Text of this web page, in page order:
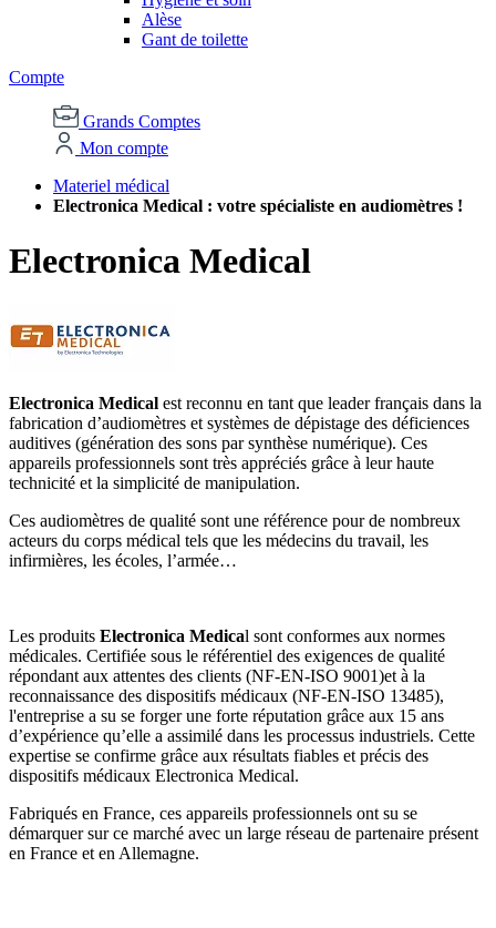
Alèse
Gant de toilette
Compte
Grands Comptes
Mon compte
Materiel médical
Electronica Medical : votre spécialiste en audiomètres !
Electronica Medical
Electronica Medical est reconnu en tant que leader français dans la
fabrication d’audiomètres et systèmes de dépistage des déficiences
auditives (génération des sons par synthèse numérique). Ces
appareils professionnels sont très appréciés grâce à leur haute
technicité et la simplicité de manipulation.
Ces audiomètres de qualité sont une référence pour de nombreux
acteurs du corps médical tels que les médecins du travail, les
infirmières, les écoles, l’armée…
Les produits Electronica Medical sont conformes aux normes
médicales. Certifiée sous le référentiel des exigences de qualité
répondant aux attentes des clients (NF-EN-ISO 9001)et à la
reconnaissance des dispositifs médicaux (NF-EN-ISO 13485),
l'entreprise a su se forger une forte réputation grâce aux 15 ans
d’expérience qu’elle a assimilé dans les processus industriels. Cette
expertise se confirme grâce aux résultats fiables et précis des
dispositifs médicaux Electronica Medical.
Fabriqués en France, ces appareils professionnels ont su se
démarquer sur ce marché avec un large réseau de partenaire présent
en France et en Allemagne.